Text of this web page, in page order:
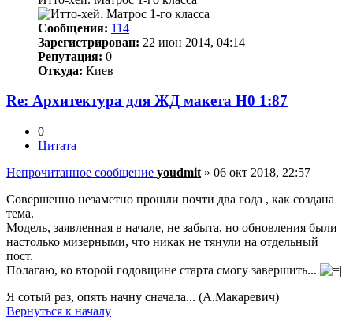
Сообщения: 114
Зарегистрирован: 22 июн 2014, 04:14
Репутация: 0
Откуда: Киев
Re: Архитектура для ЖД макета Н0 1:87
0
Цитата
Непрочитанное сообщение youdmit » 06 окт 2018, 22:57
Совершенно незаметно прошли почти два года , как создана
тема.
Модель, заявленная в начале, не забыта, но обновления были
настолько мизерными, что никак не тянули на отдельный
пост.
Полагаю, ко второй годовщине старта смогу завершить...
Я сотый раз, опять начну сначала... (А.Макаревич)
Вернуться к началу